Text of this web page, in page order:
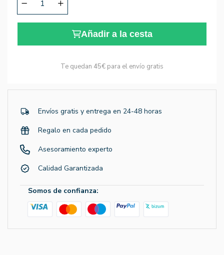
Añadir a la cesta
Te quedan 45€ para el envío gratis
Envíos gratis y entrega en 24-48 horas
Regalo en cada pedido
Asesoramiento experto
Calidad Garantizada
Somos de confianza: